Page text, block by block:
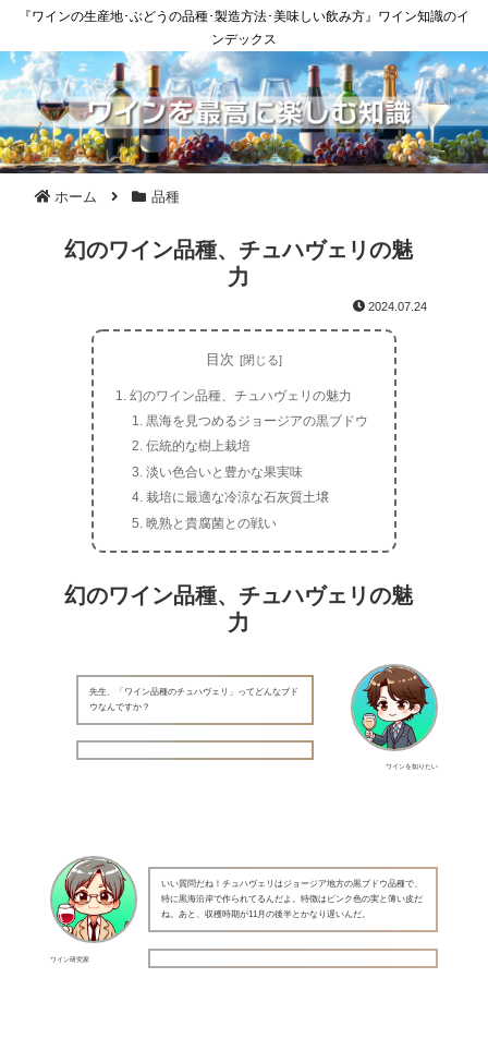
『ワインの生産地･ぶどうの品種･製造方法･美味しい飲み方』ワイン知識のイ
ンデックス
ホーム 品種
幻のワイン品種、チュハヴェリの魅
力
2024.07.24
目次
幻のワイン品種、チュハヴェリの魅力
黒海を見つめるジョージアの黒ブドウ
伝統的な樹上栽培
淡い色合いと豊かな果実味
栽培に最適な冷涼な石灰質土壌
晩熟と貴腐菌との戦い
幻のワイン品種、チュハヴェリの魅
力
ワインを知りたい
先生、「ワイン品種のチュハヴェリ」ってどんなブド
ウなんですか？
ワイン研究家
いい質問だね！チュハヴェリはジョージア地方の黒ブドウ品種で、
特に黒海沿岸で作られてるんだよ。特徴はピンク色の実と薄い皮だ
ね。あと、収穫時期が11月の後半とかなり遅いんだ。